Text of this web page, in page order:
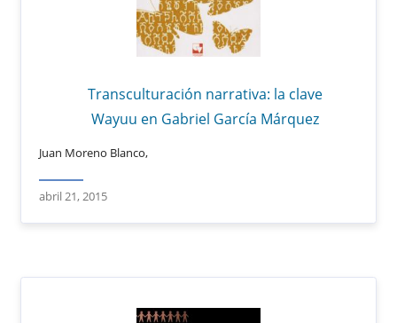
Transculturación narrativa: la clave
Wayuu en Gabriel García Márquez
Juan Moreno Blanco,
abril 21, 2015